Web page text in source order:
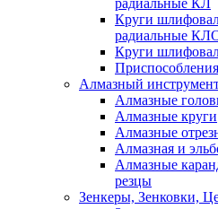
радиальные КЛ
Круги
радиальные
Круги
Алмазный
Алмазные
Алмазные круги
Алмазные
Алмазная и
Алмазные
резцы
Зенкеры, Зенковки,